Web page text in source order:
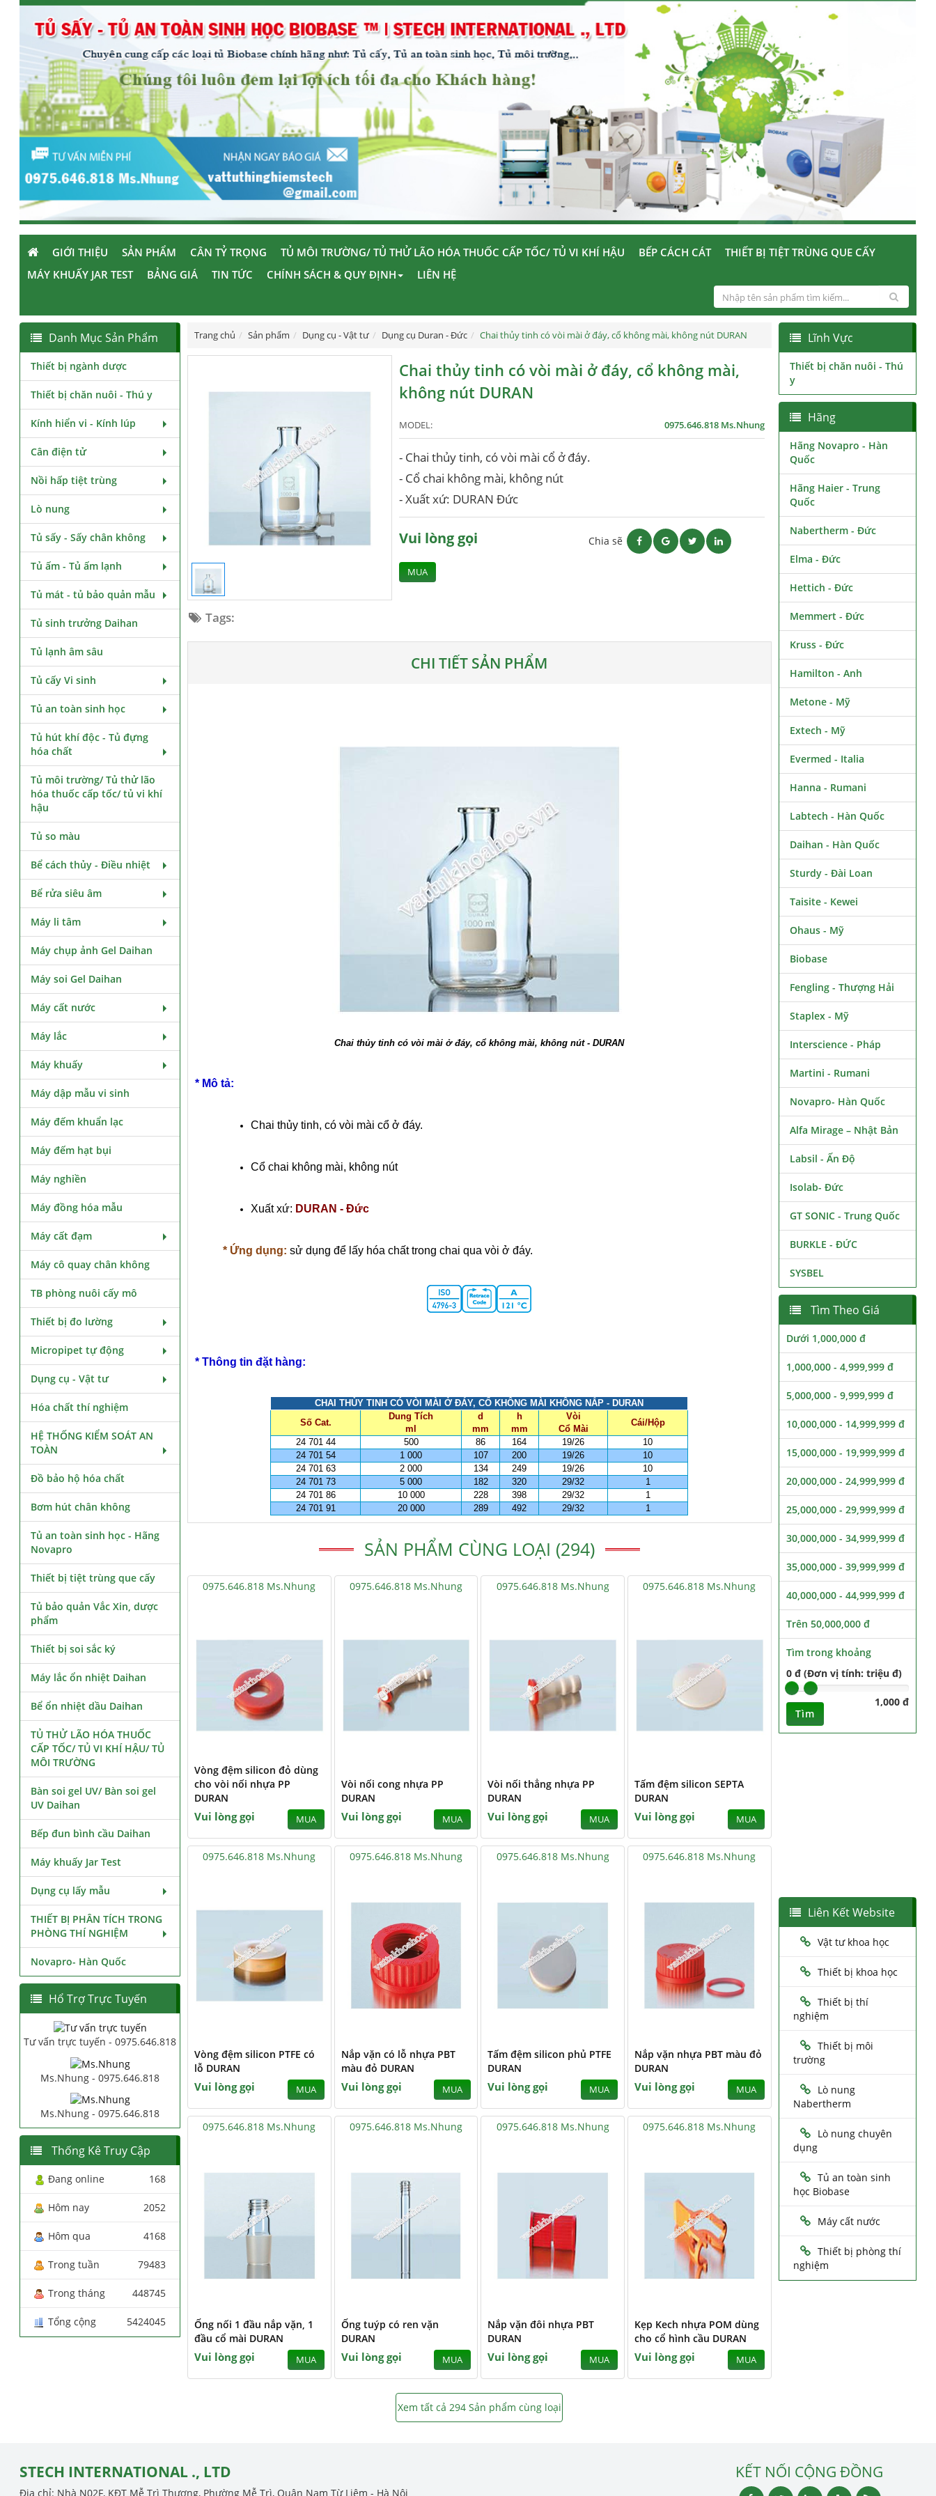
GIỚI THIỆU SẢN PHẨM CÂN TỶ TRỌNG TỦ MÔI TRƯỜNG/ TỦ THỬ LÃO HÓA THUỐC CẤP TỐC/ TỦ VI KHÍ HẬU BẾP CÁCH CÁT
THIẾT BỊ TIỆT TRÙNG QUE CẤY
MÁY KHUẤY JAR TEST
BẢNG GIÁ TIN TỨC CHÍNH SÁCH & QUY ĐỊNH LIÊN HỆ
Trang chủ Sản phẩm Dụng cụ - Vật tư Dụng cụ Duran - Đức Chai thủy tinh có vòi mài ở đáy, cổ không mài, không nút DURAN
Chai thủy tinh có vòi mài ở đáy, cổ không mài,
không nút DURAN
MODEL: 0975.646.818 Ms.Nhung
- Chai thủy tinh, có vòi mài cổ ở đáy.
- Cổ chai không mài, không nút
- Xuất xứ: DURAN Đức
Vui lòng gọi
MUA
Chia sẽ
Tags:
CHI TIẾT SẢN PHẨM
Chai thủy tinh có vòi mài ở đáy, cổ không mài, không nút - DURAN
* Mô tả:
Chai thủy tinh, có vòi mài cổ ở đáy.
Cổ chai không mài, không nút
Xuất xứ: DURAN - Đức
* Ứng dụng: sử dụng để lấy hóa chất trong chai qua vòi ở đáy.
* Thông tin đặt hàng:
CHAI THỦY TINH CÓ VÒI MÀI Ở ĐÁY, CỔ KHÔNG MÀI KHÔNG NẮP - DURAN
Số Cat.
Dung Tích
ml
d
mm
h
mm
Vòi
Cổ Mài
Cái/Hộp
24 701 44
500 86 164 19/26
10
24 701 54
1 000 107 200 19/26
10
24 701 63
2 000 134 249 19/26
10
24 701 73
5 000 182 320 29/32
1
24 701 86
10 000 228 398 29/32
1
24 701 91
20 000 289 492 29/32 1
SẢN PHẨM CÙNG LOẠI (294)
0975.646.818 Ms.Nhung
Vòng đệm silicon đỏ dùng
cho vòi nối nhựa PP
DURAN
Vui lòng gọi MUA
0975.646.818 Ms.Nhung
Vòi nối cong nhựa PP
DURAN
Vui lòng gọi MUA
0975.646.818 Ms.Nhung
Vòi nối thẳng nhựa PP
DURAN
Vui lòng gọi MUA
0975.646.818 Ms.Nhung
Tấm đệm silicon SEPTA
DURAN
Vui lòng gọi MUA
0975.646.818 Ms.Nhung
Vòng đệm silicon PTFE có
lỗ DURAN
Vui lòng gọi MUA
0975.646.818 Ms.Nhung
Nắp vặn có lỗ nhựa PBT
màu đỏ DURAN
Vui lòng gọi MUA
0975.646.818 Ms.Nhung
Tấm đệm silicon phủ PTFE
DURAN
Vui lòng gọi MUA
0975.646.818 Ms.Nhung
Nắp vặn nhựa PBT màu đỏ
DURAN
Vui lòng gọi MUA
0975.646.818 Ms.Nhung
Ống nối 1 đầu nắp vặn, 1
đầu cổ mài DURAN
Vui lòng gọi MUA
0975.646.818 Ms.Nhung
Ống tuýp có ren vặn
DURAN
Vui lòng gọi MUA
0975.646.818 Ms.Nhung
Nắp vặn đôi nhựa PBT
DURAN
Vui lòng gọi MUA
0975.646.818 Ms.Nhung
Kẹp Kech nhựa POM dùng
cho cổ hình cầu DURAN
Vui lòng gọi MUA
Xem tất cả 294 Sản phẩm cùng loại
Danh Mục Sản Phẩm
Thiết bị ngành dược
Thiết bị chăn nuôi - Thú y
Kính hiển vi - Kính lúp
Cân điện tử
Nồi hấp tiệt trùng
Lò nung
Tủ sấy - Sấy chân không
Tủ ấm - Tủ ấm lạnh
Tủ mát - tủ bảo quản mẫu
Tủ sinh trưởng Daihan
Tủ lạnh âm sâu
Tủ cấy Vi sinh
Tủ an toàn sinh học
Tủ hút khí độc - Tủ đựng
hóa chất
Tủ môi trường/ Tủ thử lão
hóa thuốc cấp tốc/ tủ vi khí
hậu
Tủ so màu
Bể cách thủy - Điều nhiệt
Bể rửa siêu âm
Máy li tâm
Máy chụp ảnh Gel Daihan
Máy soi Gel Daihan
Máy cất nước
Máy lắc
Máy khuấy
Máy dập mẫu vi sinh
Máy đếm khuẩn lạc
Máy đếm hạt bụi
Máy nghiền
Máy đồng hóa mẫu
Máy cất đạm
Máy cô quay chân không
TB phòng nuôi cấy mô
Thiết bị đo lường
Micropipet tự động
Dụng cụ - Vật tư
Hóa chất thí nghiệm
HỆ THỐNG KIỂM SOÁT AN
TOÀN
Đồ bảo hộ hóa chất
Bơm hút chân không
Tủ an toàn sinh học - Hãng
Novapro
Thiết bị tiệt trùng que cấy
Tủ bảo quản Vắc Xin, dược
phẩm
Thiết bị soi sắc ký
Máy lắc ổn nhiệt Daihan
Bể ổn nhiệt dầu Daihan
TỦ THỬ LÃO HÓA THUỐC
CẤP TỐC/ TỦ VI KHÍ HẬU/ TỦ
MÔI TRƯỜNG
Bàn soi gel UV/ Bàn soi gel
UV Daihan
Bếp đun bình cầu Daihan
Máy khuấy Jar Test
Dụng cụ lấy mẫu
THIẾT BỊ PHÂN TÍCH TRONG
PHÒNG THÍ NGHIỆM
Novapro- Hàn Quốc
Hổ Trợ Trực Tuyến
Tư vấn trực tuyến - 0975.646.818
Ms.Nhung - 0975.646.818
Ms.Nhung - 0975.646.818
Thống Kê Truy Cập
Đang online 168
Hôm nay 2052
Hôm qua 4168
Trong tuần 79483
Trong tháng 448745
Tổng cộng 5424045
Lĩnh Vực
Thiết bị chăn nuôi - Thú
y
Hãng
Hãng Novapro - Hàn
Quốc
Hãng Haier - Trung
Quốc
Nabertherm - Đức
Elma - Đức
Hettich - Đức
Memmert - Đức
Kruss - Đức
Hamilton - Anh
Metone - Mỹ
Extech - Mỹ
Evermed - Italia
Hanna - Rumani
Labtech - Hàn Quốc
Daihan - Hàn Quốc
Sturdy - Đài Loan
Taisite - Kewei
Ohaus - Mỹ
Biobase
Fengling - Thượng Hải
Staplex - Mỹ
Interscience - Pháp
Martini - Rumani
Novapro- Hàn Quốc
Alfa Mirage – Nhật Bản
Labsil - Ấn Độ
Isolab- Đức
GT SONIC - Trung Quốc
BURKLE - ĐỨC
SYSBEL
Tìm Theo Giá
Dưới 1,000,000 đ
1,000,000 - 4,999,999 đ
5,000,000 - 9,999,999 đ
10,000,000 - 14,999,999 đ
15,000,000 - 19,999,999 đ
20,000,000 - 24,999,999 đ
25,000,000 - 29,999,999 đ
30,000,000 - 34,999,999 đ
35,000,000 - 39,999,999 đ
40,000,000 - 44,999,999 đ
Trên 50,000,000 đ
Tìm trong khoảng
0 đ (Đơn vị tính: triệu đ)
1,000 đ
Tìm
Liên Kết Website
Vật tư khoa học
Thiết bị khoa học
Thiết bị thí
nghiệm
Thiết bị môi
trường
Lò nung
Nabertherm
Lò nung chuyên
dụng
Tủ an toàn sinh
học Biobase
Máy cất nước
Thiết bị phòng thí
nghiệm
STECH INTERNATIONAL ., LTD
Địa chỉ: Nhà N02F, KĐT Mễ Trì Thượng, Phường Mễ Trì, Quận Nam Từ Liêm - Hà Nội
KẾT NỐI CỘNG ĐỒNG